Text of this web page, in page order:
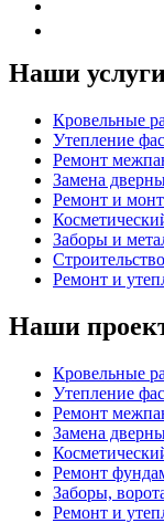
Наши
Кровельные
Утепление
Ремонт
Замена
Ремонт и
Заборы и
Ремонт и
Наши
Кровельные
Утепление
Ремонт
Замена
Ремонт
Заборы,
Ремонт и